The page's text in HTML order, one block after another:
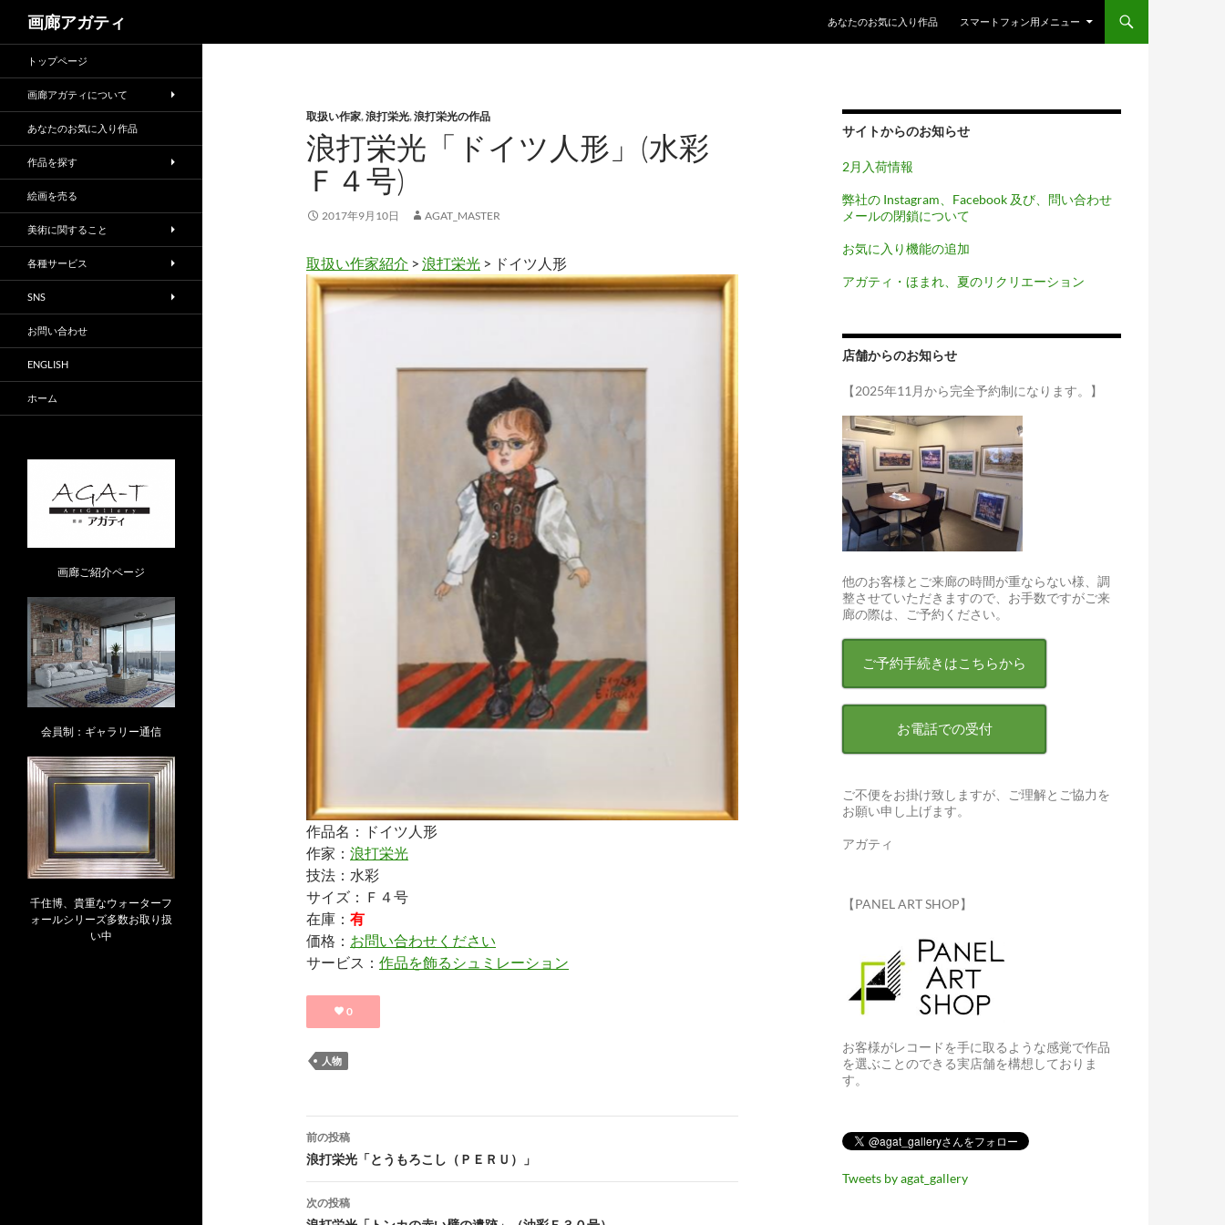
画廊アガティ
あなたのお気に入り作品
スマートフォン用メニュー
取扱い作家,浪打栄光,浪打栄光の作品
浪打栄光「ドイツ人形」(水彩
Ｆ４号)
2017年9月10日 AGAT_MASTER
取扱い作家紹介 > 浪打栄光 > ドイツ人形
作品名：ドイツ人形
作家： 浪打栄光
技法：水彩
サイズ：Ｆ４号
在庫： 有
価格： お問い合わせください
サービス： 作品を飾るシュミレーション
0
人物
投
稿
ナ
前の投稿
浪打栄光「とうもろこし（ＰＥＲＵ）」
次の投稿
サイトからのお知らせ
2月入荷情報
弊社の Instagram、Facebook 及び、問い合わせ
メールの閉鎖について
お気に入り機能の追加
アガティ・ほまれ、夏のリクリエーション
店舗からのお知らせ
【2025年11月から完全予約制になります。】
他のお客様とご来廊の時間が重ならない様、調
整させていただきますので、お手数ですがご来
廊の際は、ご予約ください。
ご予約手続きはこちらから
お電話での受付
ご不便をお掛け致しますが、ご理解とご協力を
お願い申し上げます。
アガティ
【PANEL ART SHOP】
お客様がレコードを手に取るような感覚で作品
を選ぶことのできる実店舗を構想しておりま
す。
Tweets by agat_gallery
トップページ
画廊アガティについて
あなたのお気に入り作品
作品を探す
絵画を売る
美術に関すること
各種サービス
SNS
お問い合わせ
ENGLISH
ホーム
画廊ご紹介ページ
会員制：ギャラリー通信
千住博、貴重なウォーターフ
ォールシリーズ多数お取り扱
い中